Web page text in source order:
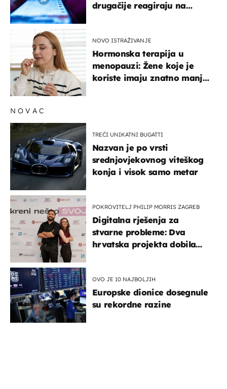
drugačije reagiraju na
NOVO ISTRAŽIVANJE
Hormonska terapija u
menopauzi: Žene koje je
koriste imaju znatno manji
NOVAC
TREĆI UNIKATNI BUGATTI
Nazvan je po vrsti
srednjovjekovnog viteškog
konja i visok samo metar
POKROVITELJ PHILIP MORRIS ZAGREB
Digitalna rješenja za
stvarne probleme: Dva
hrvatska projekta dobila
OVO JE 10 NAJBOLJIH
Europske dionice dosegnule
su rekordne razine